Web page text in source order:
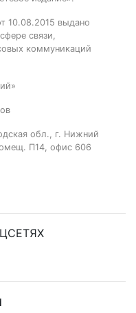
10.08.2015 выдано
связи,
коммуникаций
обл., г. Нижний
П14, офис 606